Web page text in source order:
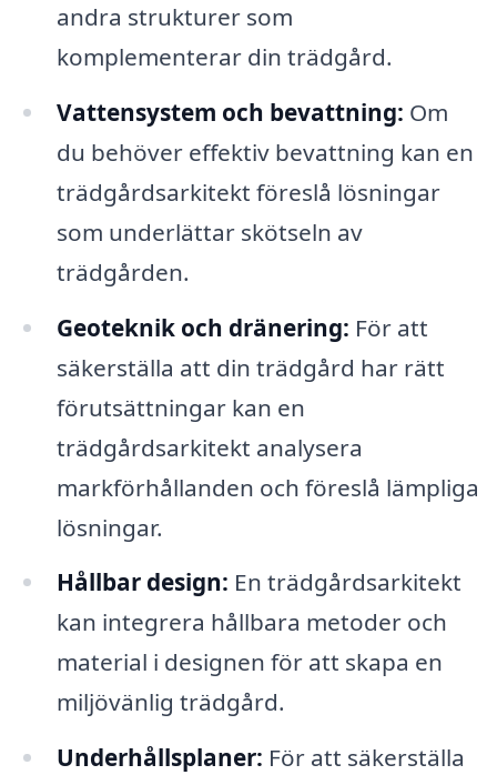
andra strukturer som
komplementerar din trädgård.
Vattensystem och bevattning: Om
du behöver effektiv bevattning kan en
trädgårdsarkitekt föreslå lösningar
som underlättar skötseln av
trädgården.
Geoteknik och dränering: För att
säkerställa att din trädgård har rätt
förutsättningar kan en
trädgårdsarkitekt analysera
markförhållanden och föreslå lämpliga
lösningar.
Hållbar design: En trädgårdsarkitekt
kan integrera hållbara metoder och
material i designen för att skapa en
miljövänlig trädgård.
Underhållsplaner: För att säkerställa